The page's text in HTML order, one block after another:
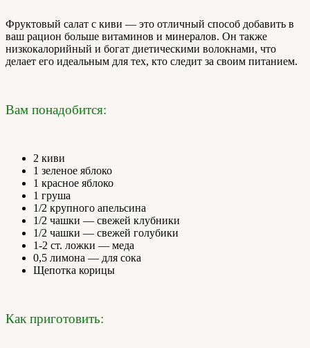
Фруктовый салат с киви — это отличный способ добавить в
ваш рацион больше витаминов и минералов. Он также
низкокалорийный и богат диетическими волокнами, что
делает его идеальным для тех, кто следит за своим питанием.
Вам понадобится:
2 киви
1 зеленое яблоко
1 красное яблоко
1 груша
1/2 крупного апельсина
1/2 чашки — свежей клубники
1/2 чашки — свежей голубики
1-2 ст. ложки — меда
0,5 лимона — для сока
Щепотка корицы
Как приготовить: